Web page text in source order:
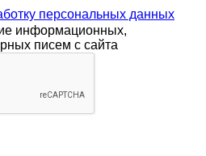
персональных данных
информационных,
писем с сайта